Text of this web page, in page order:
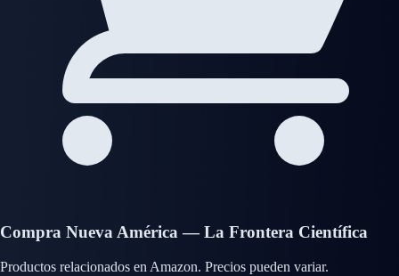
Compra Nueva América — La Frontera Científica
Productos relacionados en Amazon. Precios pueden variar.